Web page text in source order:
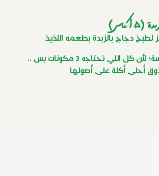
أكياس)
دجاج بالزبدة بطعمه اللذيذ
يغنيك عن الحوسة؛ لأن كل اللي تحتاجه 3 مكونات بس ..
أحلى أكلة على أصولها